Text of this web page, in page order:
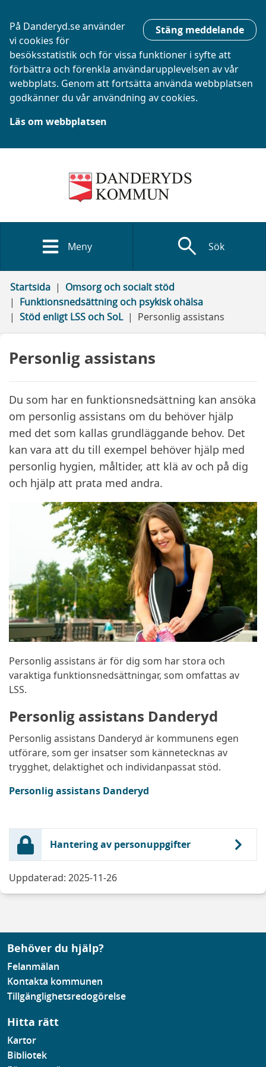
Stäng meddelande
På Danderyd.se använder
vi cookies för
besöksstatistik och för vissa funktioner i syfte att
förbättra och förenkla användarupplevelsen av vår
webbplats. Genom att fortsätta använda webbplatsen
godkänner du vår användning av cookies.
Läs om webbplatsen
Meny search Sök
Startsida
Omsorg och socialt stöd
Funktionsnedsättning och psykisk ohälsa
Stöd enligt LSS och SoL
Personlig assistans
Personlig assistans
Du som har en funktionsnedsättning kan ansöka
om personlig assistans om du behöver hjälp
med det som kallas grundläggande behov. Det
kan vara att du till exempel behöver hjälp med
personlig hygien, måltider, att klä av och på dig
och hjälp att prata med andra.
Personlig assistans är för dig som har stora och
varaktiga funktionsnedsättningar, som omfattas av
LSS.
Personlig assistans Danderyd
Personlig assistans Danderyd är kommunens egen
utförare, som ger insatser som kännetecknas av
trygghet, delaktighet och individanpassat stöd.
Personlig assistans Danderyd
Hantering av personuppgifter
Uppdaterad: 2025-11-26
Behöver du hjälp?
Felanmälan
Kontakta kommunen
Tillgänglighetsredogörelse
Hitta rätt
Kartor
Bibliotek